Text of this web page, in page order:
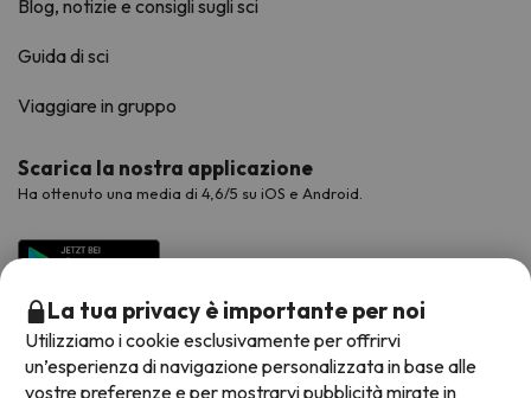
Blog, notizie e consigli sugli sci
Guida di sci
Viaggiare in gruppo
Scarica la nostra applicazione
Ha ottenuto una media di 4,6/5 su iOS e Android.
La tua privacy è importante per noi
Utilizziamo i cookie esclusivamente per offrirvi
un’esperienza di navigazione personalizzata in base alle
vostre preferenze e per mostrarvi pubblicità mirate in